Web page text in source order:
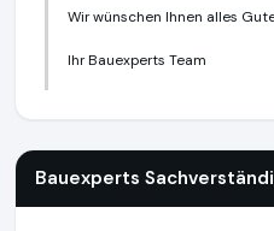
Wir wünschen Ihnen alles
Ihr Bauexperts Team
Bauexperts